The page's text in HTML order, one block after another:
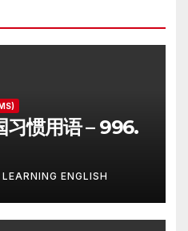
惯用语 – 996.
ENGLISH